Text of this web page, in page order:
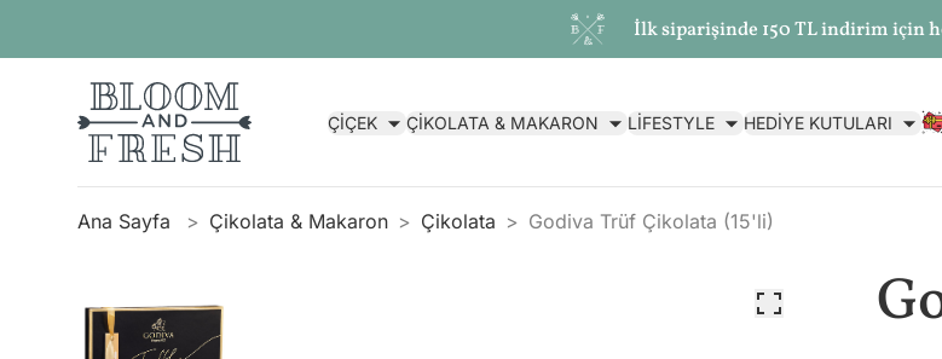
İlk siparişinde 150 TL indirim için
ÇİÇEK ÇİKOLATA & MAKARON LİFESTYLE HEDİYE KUTULARI
Ana Sayfa Çikolata & Makaron Çikolata Godiva Trüf Çikolata (15'li)